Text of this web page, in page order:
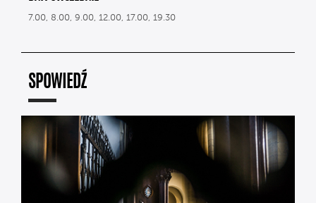
7.00, 8.00, 9.00, 12.00, 17.00, 19.30
SPOWIEDŹ